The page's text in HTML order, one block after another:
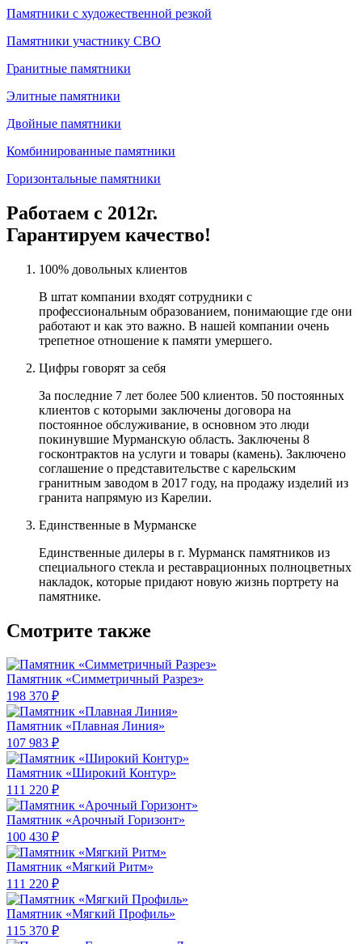
Памятники с художественной резкой
Памятники участнику СВО
Гранитные памятники
Элитные памятники
Двойные памятники
Комбинированные памятники
Горизонтальные памятники
Работаем с 2012г.
Гарантируем качество!
100% довольных клиентов
В штат компании входят сотрудники с
профессиональным образованием, понимающие где они
работают и как это важно. В нашей компании очень
трепетное отношение к памяти умершего.
Цифры говорят за себя
За последние 7 лет более 500 клиентов. 50 постоянных
клиентов с которыми заключены договора на
постоянное обслуживание, в основном это люди
покинувшие Мурманскую область. Заключены 8
госконтрактов на услуги и товары (камень). Заключено
соглашение о представительстве с карельским
гранитным заводом в 2017 году, на продажу изделий из
гранита напрямую из Карелии.
Единственные в Мурманске
Единственные дилеры в г. Мурманск памятников из
специального стекла и реставрационных полноцветных
накладок, которые придают новую жизнь портрету на
памятнике.
Смотрите также
Памятник «Симметричный Разрез»
198 370 ₽
Памятник «Плавная Линия»
107 983 ₽
Памятник «Широкий Контур»
111 220 ₽
Памятник «Арочный Горизонт»
100 430 ₽
Памятник «Мягкий Ритм»
111 220 ₽
Памятник «Мягкий Профиль»
115 370 ₽